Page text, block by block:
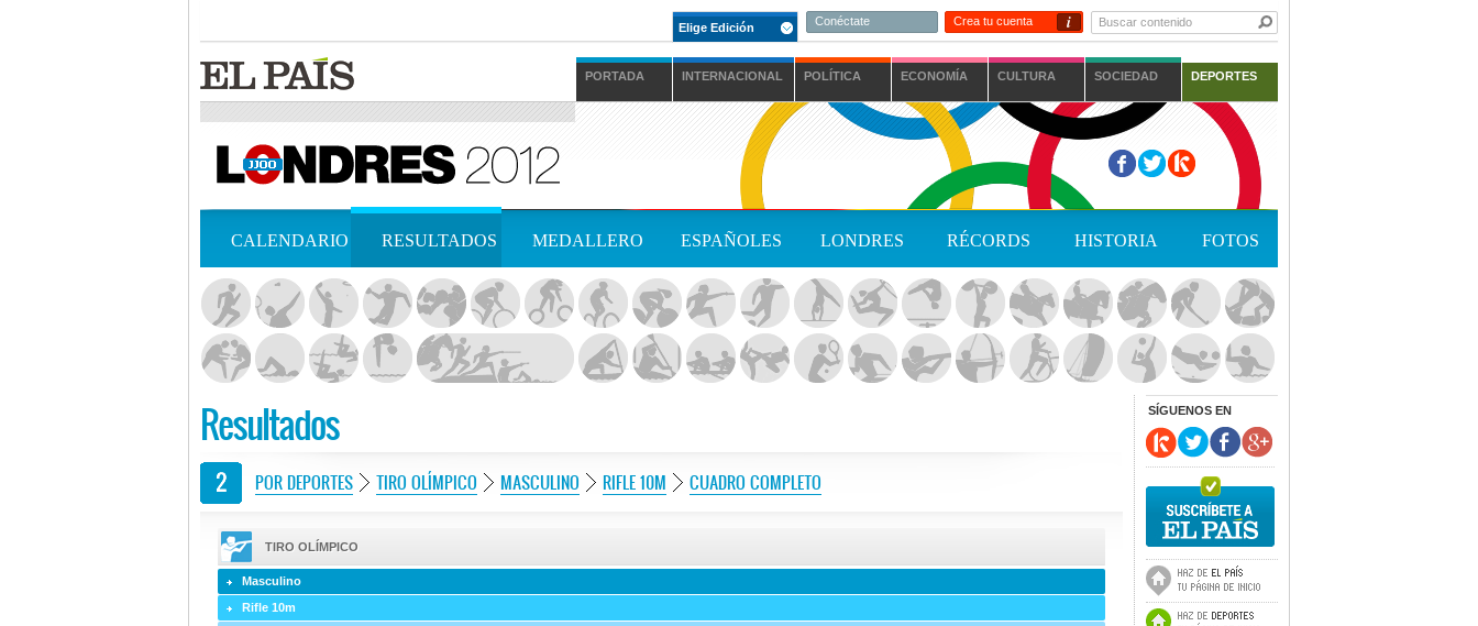
Elige Edición Conéctate Crea tu cuenta i
PORTADA INTERNACIONAL POLÍTICA ECONOMÍA CULTURA SOCIEDAD DEPORTES
CALENDARIO RESULTADOS MEDALLERO ESPAÑOLES LONDRES RÉCORDS HISTORIA FOTOS
Resultados
POR DEPORTES TIRO OLÍMPICO MASCULINO RIFLE 10M CUADRO COMPLETO
TIRO OLÍMPICO
Masculino
Rifle 10m
SÍGUENOS EN